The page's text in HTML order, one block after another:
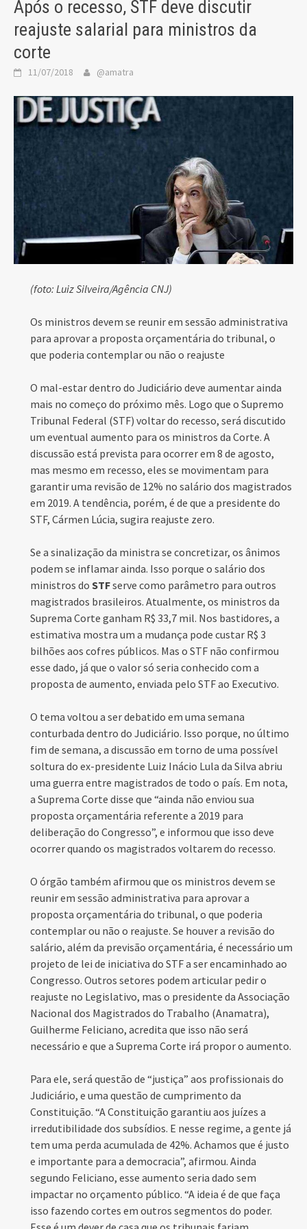
Após o recesso, STF deve discutir
reajuste salarial para ministros da
corte
11/07/2018 @amatra
(foto: Luiz Silveira/Agência CNJ)
Os ministros devem se reunir em sessão administrativa
para aprovar a proposta orçamentária do tribunal, o
que poderia contemplar ou não o reajuste
O mal-estar dentro do Judiciário deve aumentar ainda
mais no começo do próximo mês. Logo que o Supremo
Tribunal Federal (STF) voltar do recesso, será discutido
um eventual aumento para os ministros da Corte. A
discussão está prevista para ocorrer em 8 de agosto,
mas mesmo em recesso, eles se movimentam para
garantir uma revisão de 12% no salário dos magistrados
em 2019. A tendência, porém, é de que a presidente do
STF, Cármen Lúcia, sugira reajuste zero.
Se a sinalização da ministra se concretizar, os ânimos
podem se inflamar ainda. Isso porque o salário dos
ministros do STFserve como parâmetro para outros
magistrados brasileiros. Atualmente, os ministros da
Suprema Corte ganham R$ 33,7 mil. Nos bastidores, a
estimativa mostra um a mudança pode custar R$ 3
bilhões aos cofres públicos. Mas o STF não confirmou
esse dado, já que o valor só seria conhecido com a
proposta de aumento, enviada pelo STF ao Executivo.
O tema voltou a ser debatido em uma semana
conturbada dentro do Judiciário. Isso porque, no último
fim de semana, a discussão em torno de uma possível
soltura do ex-presidente Luiz Inácio Lula da Silva abriu
uma guerra entre magistrados de todo o país. Em nota,
a Suprema Corte disse que “ainda não enviou sua
proposta orçamentária referente a 2019 para
deliberação do Congresso”, e informou que isso deve
ocorrer quando os magistrados voltarem do recesso.
O órgão também afirmou que os ministros devem se
reunir em sessão administrativa para aprovar a
proposta orçamentária do tribunal, o que poderia
contemplar ou não o reajuste. Se houver a revisão do
salário, além da previsão orçamentária, é necessário um
projeto de lei de iniciativa do STF a ser encaminhado ao
Congresso. Outros setores podem articular pedir o
reajuste no Legislativo, mas o presidente da Associação
Nacional dos Magistrados do Trabalho (Anamatra),
Guilherme Feliciano, acredita que isso não será
necessário e que a Suprema Corte irá propor o aumento.
Para ele, será questão de “justiça” aos profissionais do
Judiciário, e uma questão de cumprimento da
Constituição. “A Constituição garantiu aos juízes a
irredutibilidade dos subsídios. E nesse regime, a gente já
tem uma perda acumulada de 42%. Achamos que é justo
e importante para a democracia”, afirmou. Ainda
segundo Feliciano, esse aumento seria dado sem
impactar no orçamento público. “A ideia é de que faça
isso fazendo cortes em outros segmentos do poder.